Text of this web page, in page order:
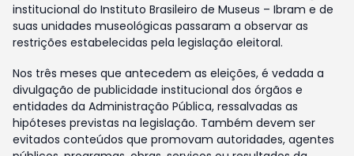
institucional do Instituto Brasileiro de Museus – Ibram e de
suas unidades museológicas passaram a observar as
restrições estabelecidas pela legislação eleitoral.
Nos três meses que antecedem as eleições, é vedada a
divulgação de publicidade institucional dos órgãos e
entidades da Administração Pública, ressalvadas as
hipóteses previstas na legislação. Também devem ser
evitados conteúdos que promovam autoridades, agentes